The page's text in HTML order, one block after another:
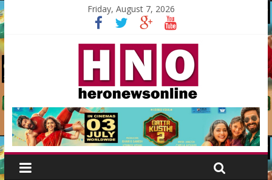
Friday, August 7, 2026